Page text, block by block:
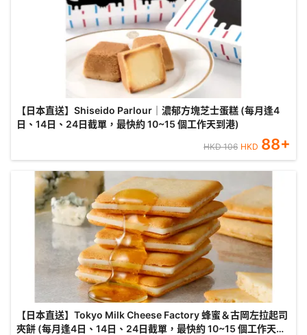
【日本直送】Shiseido Parlour｜濃郁方塊芝士蛋糕 (每月逢4
日、14日、24日截單，最快約 10~15 個工作天到港)
HKD106 HKD 88+
【日本直送】Tokyo Milk Cheese Factory 蜂蜜＆古岡左拉起司
夾餅 (每月逢4日、14日、24日截單，最快約 10~15 個工作天到